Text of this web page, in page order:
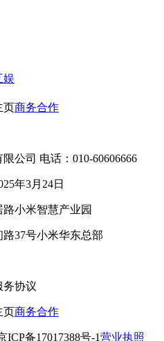
娱
页商务合作
公司 电话：010-60606666
年3月24日
小米智慧产业园
37号小米华东总部
务协议
页商务合作
ICP备17017388号-1营业执照